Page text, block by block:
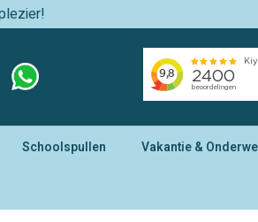
Schoolspullen Vakantie &